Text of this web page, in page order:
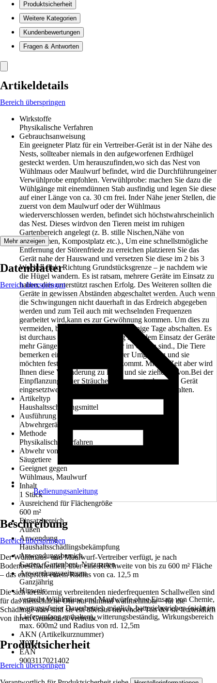
Produktsicherheit
Weitere Kategorien
Kundenbewertungen
Fragen & Antworten
Artikeldetails
Bereich überspringen
Wirkstoffe
Physikalische Verfahren
Gebrauchsanweisung
Ein geeigneter Platz für ein Vertreiber-Gerät ist in der Nähe des
Nests, sollteaber niemals in den aufgeworfenen Erdhügel
gesteckt werden. Um herauszufinden,wo sich das Nest von
Wühlmaus oder Maulwurf befindet, wird die Durchführungeiner
Verwühlprobe empfohlen. Verwühlprobe: machen Sie dazu die
Wühlgänge mit einemdünnen Stab ausfindig und legen Sie diese
auf einer Länge von ca. 30 cm frei. Inder Nähe jener Stellen, die
zuerst von dem Maulwurf oder der Wühlmaus
wiederverschlossen werden, befindet sich höchstwahrscheinlich
das Nest. Dieses wirdvon den Tieren meist im ruhigen
Gartenbereich angelegt (z. B. stille Nischen,Nähe von
Obstbäumen, Kompostplatz etc.)., Um eine schnellstmögliche
Entfernung der Störenfriede zu erreichen platzieren Sie das
Gerät nahe der Hauswand und versetzen Sie diese im 2 bis 3
Wochen-Takt Richtung Grundstücksgrenze – je nachdem wie
die Hügel wandern. Es ist ratsam, mehrere Geräte im Einsatz zu
haben, dies unterstützt raschen Erfolg. Des Weiteren sollten die
Geräte in gewissen Abständen abgeschaltet werden. Auch wenn
die Schwingungen nicht dauerhaft in das Erdreich abgegeben
werden und zum Teil auch mit wechselnden Frequenzen
gearbeitet wird,kann es zur Gewöhnung kommen. Um dies zu
vermeiden, bitte zwischendurchfür wenige Tage abschalten. Es
ist durchaus üblich, dass kurzzeitig nach dem Einsatz der Geräte
mehr Gänge bzw. Hügel als zuvor im Garten sind., Die Tiere
bemerken eine Veränderung in Ihrer Umgebung und sie
möchten feststellen, woher diese kommt. Mit der Zeit aber wird
Ihnen diese Veränderung zu lästig und sie ziehen davon.Bei der
Einpflanzung neuer Sträucher, Blumen etc. kann ein Gerät
eingesetztwerden, um die Tiere vorbeugend fernzuhalten.
Artikeltyp
Haushaltsschädlingsmittel
Ausführung
Abwehrgerät
Methode
Physikalische Verfahren
Abwehr von
Säugetiere
Geeignet gegen
Wühlmaus, Maulwurf
Inhalt
1 Stück
Ausreichend für Flächengröße
600 m²
Einsatzbereich
Außen
Anwendung
Haushaltsschädlingsbekämpfung
Anwendungsbereich
Garten, Gartenbeet, Nutzgarten
Anwendungszeitraum
Ganzjährig
Hinweis
vertreibt Wühlmäuse und Maulwürfe ohne Einsatz von Chemie,
wartungsfreier Dauerbetrieb möglich, batteriebetrieben (nicht im
Lieferumfang enthalten), witterungsbeständig, Wirkungsbereich
max. 600m2 und Radius von rd. 12,5m
AKN (Artikelkurznummer)
V9VJ
EAN
9003117021402
Mehr anzeigen
Datenblätter
Bereich überspringen
Bedienungsanleitung
Beschreibung
Bereich überspringen
Der Wühlmaus- und Maulwurf-Vertreiber verfügt, je nach
Bodenbeschaffenheit, über eine Reichweite von bis zu 600 m² Fläche
– das entspricht einem Radius von ca. 12,5 m
Die sich kreisförmig verbreitenden niederfrequenten Schallwellen sind
für das menschliche Ohr nur minimal wahrnehmbar – für die
Schädlinge aber sind sie ein überaus nervender Ton der sie letztendlich
von ihrem Grundstück vertreibt.
Produktsicherheit
Bereich überspringen